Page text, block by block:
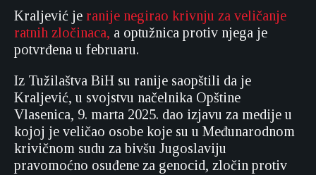
Kraljević je ranije negirao krivnju za veličanje
ratnih zločinaca, a optužnica protiv njega je
potvrđena u februaru.
Iz Tužilaštva BiH su ranije saopštili da je
Kraljević, u svojstvu načelnika Opštine
Vlasenica, 9. marta 2025. dao izjavu za medije u
kojoj je veličao osobe koje su u Međunarodnom
krivičnom sudu za bivšu Jugoslaviju
pravomoćno osuđene za genocid, zločin protiv